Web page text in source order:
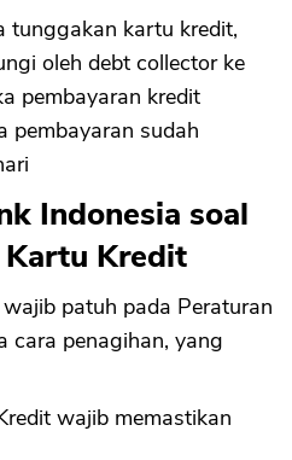
tunggakan kartu kredit,
oleh debt collector ke
pembayaran kredit
pembayaran sudah
Indonesia soal
Kartu Kredit
patuh pada Peraturan
cara penagihan, yang
wajib memastikan